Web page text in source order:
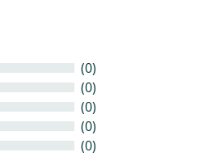
(0)
(0)
(0)
(0)
(0)